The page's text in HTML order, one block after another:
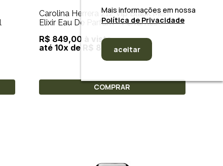
Carolina Herrera 212 Vip Black Men
Elixir Eau De Parfum - Perfume
R$ 849,00 à vista
até 10x de R$ 84,90
COMPRAR
Mais informações em nossa
Política de Privacidade
aceitar